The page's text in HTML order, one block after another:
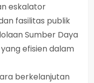
eskalator
fasilitas publik
Sumber Daya
efisien dalam
berkelanjutan